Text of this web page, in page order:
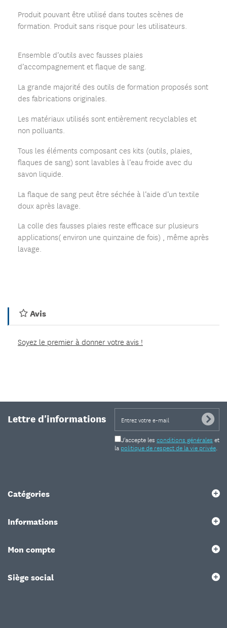
Produit pouvant être utilisé dans toutes scènes de
formation. Produit sans risque pour les utilisateurs.
Ensemble d’outils avec fausses plaies
d’accompagnement et flaque de sang.
La grande majorité des outils de formation proposés sont
des fabrications originales.
Les matériaux utilisés sont entièrement recyclables et
non polluants.
Tous les éléments composant ces kits (outils, plaies,
flaques de sang) sont lavables à l’eau froide avec du
savon liquide.
La flaque de sang peut être séchée à l’aide d’un textile
doux après lavage.
La colle des fausses plaies reste efficace sur plusieurs
applications( environ une quinzaine de fois) , même après
lavage.
Avis
Soyez le premier à donner votre avis !
Lettre d'informations
J'accepte les conditions générales et
la politique de respect de la vie privée
Catégories
Informations
Mon compte
Siège social